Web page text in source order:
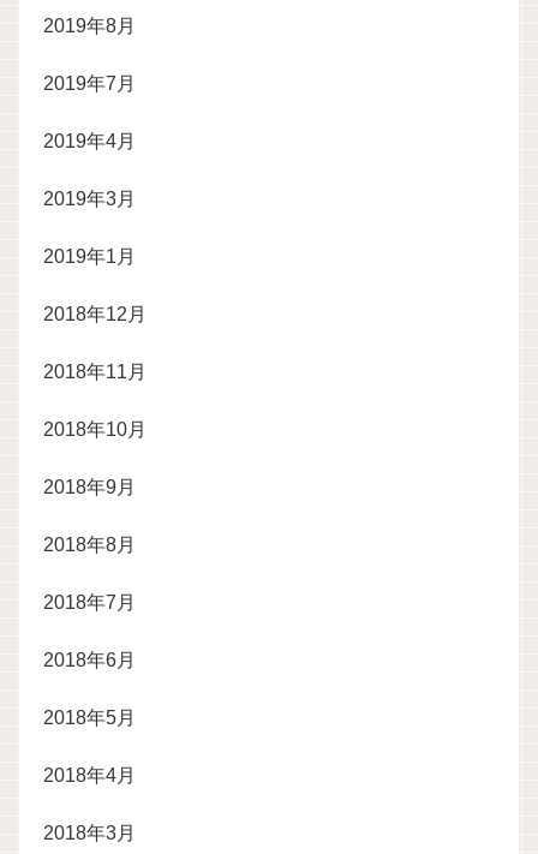
2019年8月
2019年7月
2019年4月
2019年3月
2019年1月
2018年12月
2018年11月
2018年10月
2018年9月
2018年8月
2018年7月
2018年6月
2018年5月
2018年4月
2018年3月